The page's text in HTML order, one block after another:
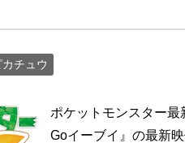
チュウ
ポケットモンスター
Goイーブイ』の最新